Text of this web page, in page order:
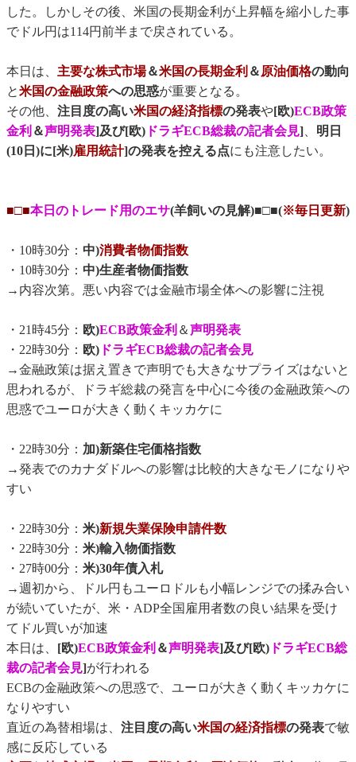
した。しかしその後、米国の長期金利が上昇幅を縮小した事
でドル円は114円前半まで戻されている。
本日は、 主要な株式市場＆米国の長期金利 ＆原油価格の動向
と米国の金融政策への思惑が重要となる。
その他、 注目度の高い米国の経済指標の発表や[欧)ECB政策
金利 ＆声明発表]及び[欧) ドラギECB総裁の記者会見]、 明日
(10日)に[米)雇用統計]の発表を控える点にも注意したい。
■□■本日のトレード用のエサ(羊飼いの見解)■□■(※毎日更新)
・10時30分： 中)消費者物価指数
・10時30分： 中)生産者物価指数
→内容次第。悪い内容では金融市場全体への影響に注視
・21時45分： 欧)ECB政策金利 ＆声明発表
・22時30分： 欧) ドラギECB総裁の記者会見
→金融政策は据え置きで声明でも大きなサプライズはないと
思われるが、ドラギ総裁の発言を中心に今後の金融政策への
思惑でユーロが大きく動くキッカケに
・22時30分： 加)新築住宅価格指数
→発表でのカナダドルへの影響は比較的大きなモノになりや
すい
・22時30分： 米)新規失業保険申請件数
・22時30分： 米)輸入物価指数
・27時00分： 米)30年債入札
→週初から、ドル円もユーロドルも小幅レンジでの揉み合い
が続いていたが、米・ADP全国雇用者数の良い結果を受け
てドル買いが加速
本日は、 [欧)ECB政策金利 ＆声明発表]及び[欧) ドラギECB総
裁の記者会見]が行われる
ECBの金融政策への思惑で、ユーロが大きく動くキッカケに
なりやすい
直近の為替相場は、 注目度の高い米国の経済指標の発表で敏
感に反応している